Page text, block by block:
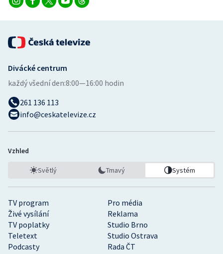
TV program
Pro média
Živé vysílání
Reklama
TV poplatky
Studio Brno
Teletext
Studio Ostrava
Podcasty
Rada ČT
Divácké centrum
každý všední den:8:00—16:00 hodin
261 136 113
info@ceskatelevize.cz
Vzhled
Světlý Tmavý Systém